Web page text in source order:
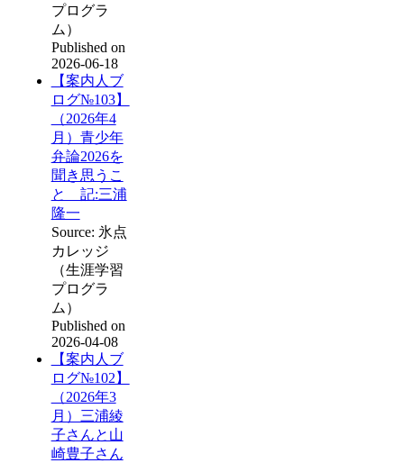
プログラ
ム）
Published on
2026-06-18
【案内人ブ
ログ№103】
（2026年4
月）青少年
弁論2026を
聞き思うこ
と 記:三浦
隆一
Source: 氷点
カレッジ
（生涯学習
プログラ
ム）
Published on
2026-04-08
【案内人ブ
ログ№102】
（2026年3
月）三浦綾
子さんと山
崎豊子さん